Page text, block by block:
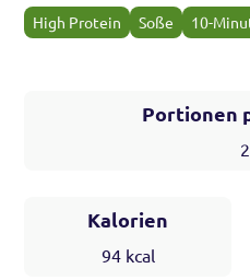
High Protein Soße 10-
Portionen
2
Kalorien
94kcal